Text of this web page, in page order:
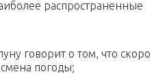
распространенные
говорит о том, что скоро
погоды;